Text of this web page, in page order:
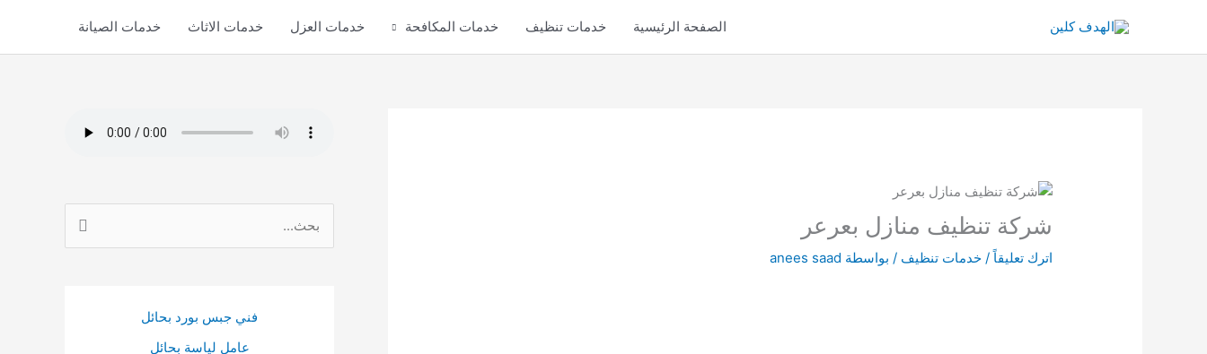
المحتوى
الصفحة الرئيسية خدمات تنظيف خدمات المكافحة خدمات العزل خدمات الاثاث خدمات الصيانة
شركة تنظيف منازل بعرعر
اترك تعليقاً /خدمات تنظيف / بواسطة anees saad
فني جبس بورد بحائل
عامل لياسة بحائل